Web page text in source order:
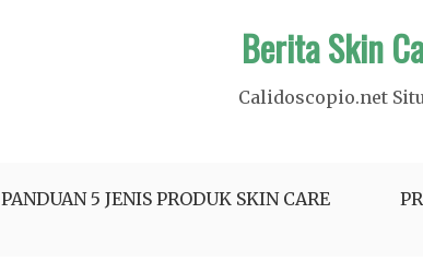
Berita Skin
Calidoscopio.net
PANDUAN 5 JENIS PRODUK SKIN CARE